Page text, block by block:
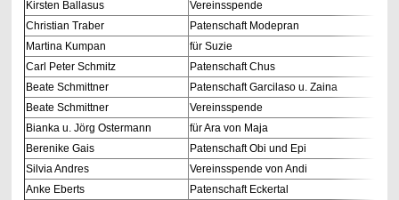
Kirsten Ballasus
Vereinsspende
Christian Traber
Patenschaft Modepran
Martina Kumpan
für Suzie
Carl Peter Schmitz
Patenschaft Chus
Beate Schmittner
Patenschaft Garcilaso u. Zaina
Beate Schmittner
Vereinsspende
Bianka u. Jörg Ostermann
für Ara von Maja
Berenike Gais
Patenschaft Obi und Epi
Silvia Andres
Vereinsspende von Andi
Anke Eberts
Patenschaft Eckertal